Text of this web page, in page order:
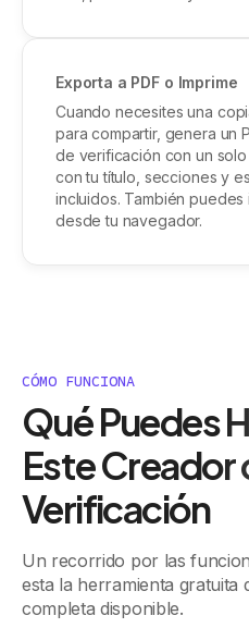
Exporta a PDF o Imprime
Cuando necesites una
para compartir, genera un
de verificación con un
con tu título, secciones y
incluidos. También puedes
desde tu navegador.
CÓMO FUNCIONA
Qué Puedes
Este Creador
Verificación
Un recorrido por las
esta la herramienta gratuita
completa disponible.